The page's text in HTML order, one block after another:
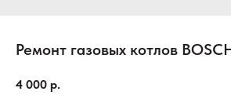
Ремонт газовых котлов
4 000 р.